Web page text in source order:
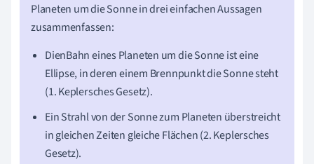
Planeten um die Sonne in drei einfachen Aussagen
zusammenfassen:
DienBahn eines Planeten um die Sonne ist eine
Ellipse, in deren einem Brennpunkt die Sonne steht
(1. Keplersches Gesetz).
Ein Strahl von der Sonne zum Planeten überstreicht
in gleichen Zeiten gleiche Flächen (2. Keplersches
Gesetz).